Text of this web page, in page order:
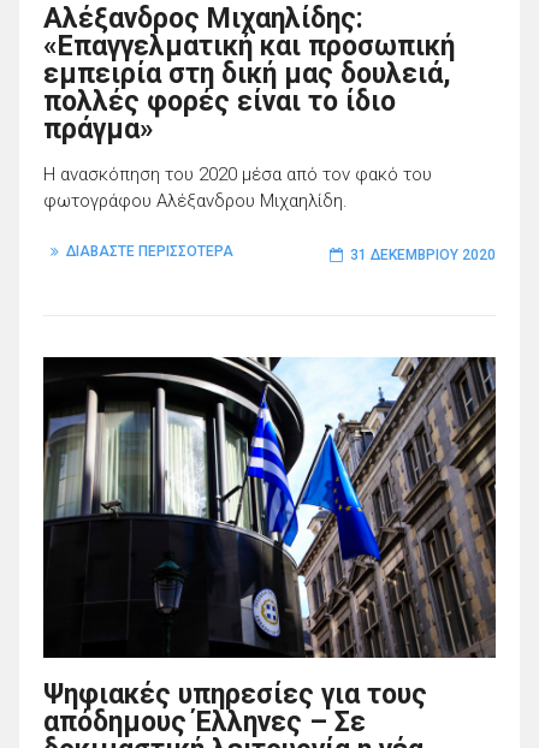
Αλέξανδρος Μιχαηλίδης:
«Επαγγελματική και προσωπική
εμπειρία στη δική μας δουλειά,
πολλές φορές είναι το ίδιο
πράγμα»
Η ανασκόπηση του 2020 μέσα από τον φακό του
φωτογράφου Αλέξανδρου Μιχαηλίδη.
ΔΙΑΒΑΣΤΕ ΠΕΡΙΣΣΟΤΕΡΑ 31 ΔΕΚΕΜΒΡΊΟΥ 2020
Ψηφιακές υπηρεσίες για τους
απόδημους Έλληνες – Σε